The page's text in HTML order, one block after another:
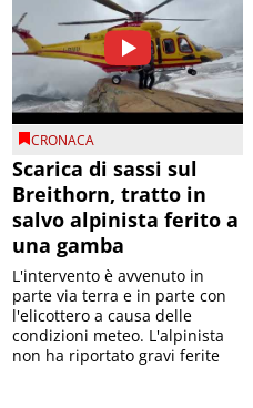
CRONACA
Scarica di sassi sul
Breithorn, tratto in
salvo alpinista ferito a
una gamba
L'intervento è avvenuto in
parte via terra e in parte con
l'elicottero a causa delle
condizioni meteo. L'alpinista
non ha riportato gravi ferite